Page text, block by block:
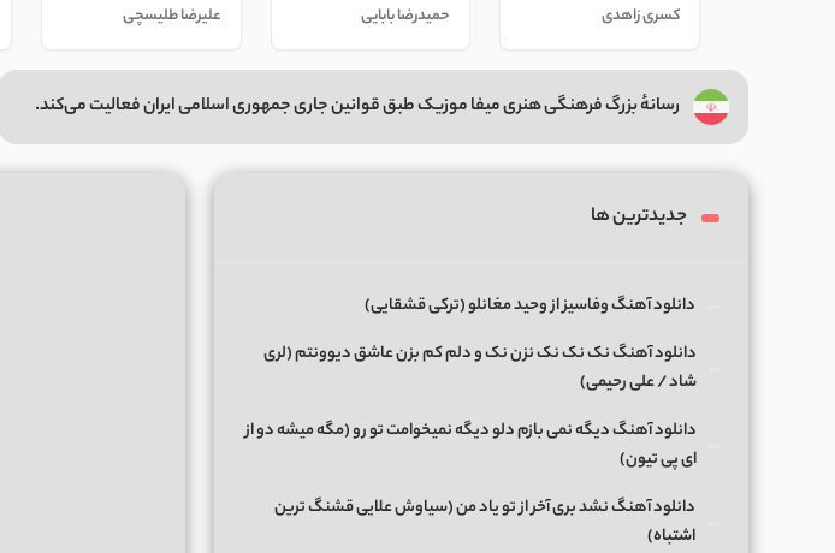
کسری زاهدی حمیدرضا بابایی علیرضا طلیسچی
رسانهٔ بزرگ فرهنگی هنری میفا موزیک طبق قوانین جاری جمهوری اسلامی ایران فعالیت می‌کند.
جدیدترین ها
دانلود آهنگ وفاسیز از وحید مغانلو (ترکی قشقایی)
دانلود آهنگ نک نک نک نزن نک و دلم کم بزن عاشق دیوونتم (لری
شاد / علی رحیمی)
دانلود آهنگ دیگه نمی بازم دلو دیگه نمیخوامت تو رو (مگه میشه دو از
ای پی تیون)
دانلود آهنگ نشد بری آخر از تو یاد من (سیاوش علایی قشنگ ترین
اشتباه)